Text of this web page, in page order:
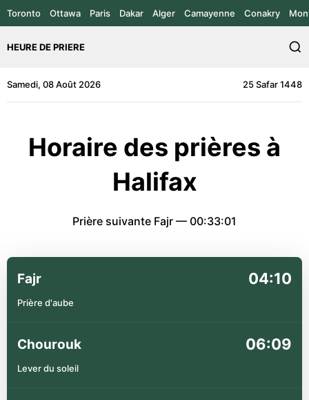
Toronto Ottawa Paris Dakar Alger Camayenne Conakry
HEURE DE PRIERE
Samedi, 08 Août 2026 25 Safar 1448
Horaire des prières à
Halifax
Prière suivante Fajr — 00:33:01
Fajr 04:10
Prière d'aube
Chourouk 06:09
Lever du soleil